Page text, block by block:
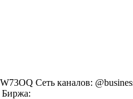
Сеть каналов:
Биржа: